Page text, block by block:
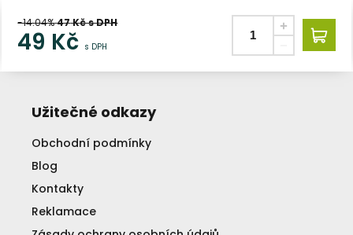
-14.04%47Kč s DPH
49 Kč s DPH
Užitečné odkazy
Obchodní podmínky
Blog
Kontakty
Reklamace